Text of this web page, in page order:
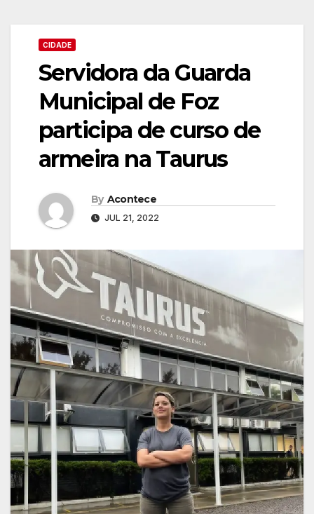
CIDADE
Servidora da Guarda
Municipal de Foz
participa de curso de
armeira na Taurus
By Acontece
JUL 21, 2022